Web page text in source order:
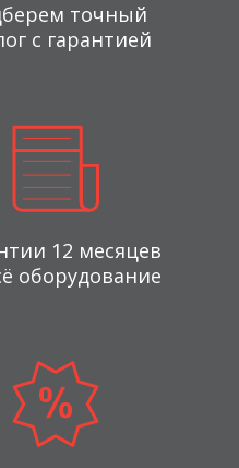
точный
с гарантией
12 месяцев
оборудование